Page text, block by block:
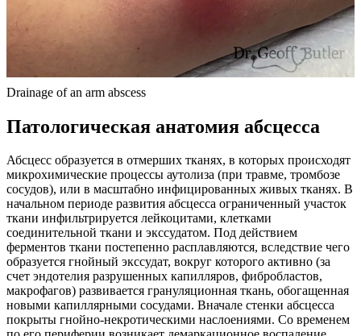
Drainage of an arm abscess
Патологическая анатомия абсцесса
Абсцесс образуется в отмерших тканях, в которых происходят
микрохимические процессы аутолиза (при травме, тромбозе
сосудов), или в масштабно инфицированных живых тканях. В
начальном периоде развития абсцесса ограниченный участок
ткани инфильтрируется лейкоцитами, клетками
соединительной ткани и экссудатом. Под действием
ферментов ткани постепенно расплавляются, вследствие чего
образуется гнойный экссудат, вокруг которого активно (за
счет эндотелия разрушенных капилляров, фибробластов,
макрофагов) развивается грануляционная ткань, обогащенная
новыми капиллярными сосудами. Вначале стенки абсцесса
покрыты гнойно-некротическими наслоениями. Со временем